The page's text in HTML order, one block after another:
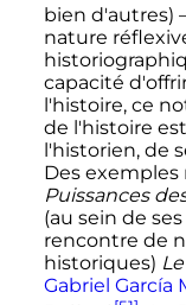
bien d'autres)
nature
capacité
l'histoire, ce
de l'histoire
l'historien, de
Des
Puissances
(au sein de
rencontre de
historiques)
Gabriel García